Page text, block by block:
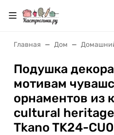
Главная Дом
Подушка
мотивам
орнаментов из
cultural
Tkano TK24-